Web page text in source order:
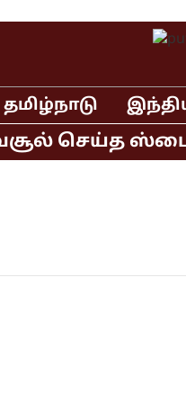
தமிழ்நாடு
செய்த